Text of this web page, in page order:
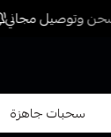
سحبات جاهزة